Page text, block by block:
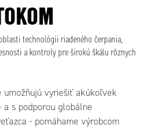
technológii riadeného čerpania,
a kontroly pre širokú škálu rôznych
umožňujú vyriešiť akúkoľvek
s podporou globálne
- pomáhame výrobcom